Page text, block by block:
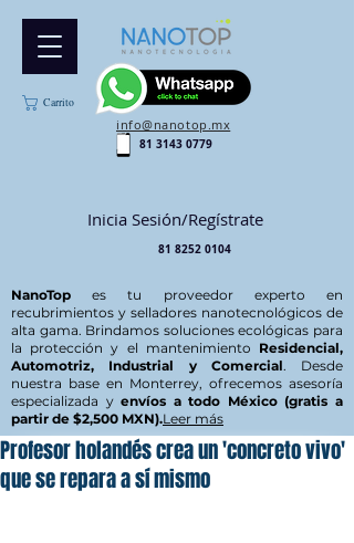
Carrito
info@nanotop.mx
81 3143 0779
Inicia Sesión/Regístrate
81 8252 0104
NanoTop es tu proveedor experto en
recubrimientos y selladores nanotecnológicos de
alta gama. Brindamos soluciones ecológicas para
la protección y el mantenimiento Residencial,
Automotriz, Industrial y Comercial. Desde
nuestra base en Monterrey, ofrecemos asesoría
especializada yenvíos a todo México (gratis a
partir de $2,500 MXN).Leer más
Profesor holandés crea un 'concreto vivo'
que se repara a sí mismo